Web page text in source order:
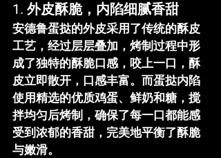
1. 外皮酥脆，内陷细腻香甜
安德鲁蛋挞的外皮采用了传统的酥皮
工艺，经过层层叠加，烤制过程中形
成了独特的酥脆口感，咬上一口，酥
皮立即散开，口感丰富。而蛋挞内陷
使用精选的优质鸡蛋、鲜奶和糖，搅
拌均匀后烤制，确保了每一口都能感
受到浓郁的香甜，完美地平衡了酥脆
与嫩滑。